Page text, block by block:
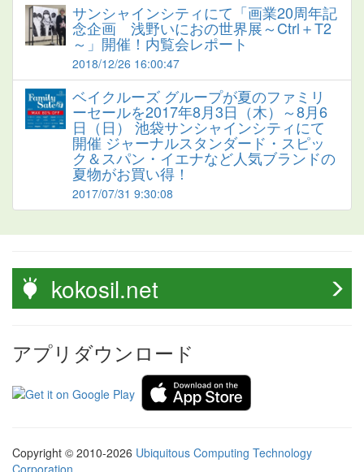
サンシャインシティにて「画業20周年記
念企画 浅野いにおの世界展～Ctrl＋T2
～」開催！内覧会レポート
2018/12/26 16:00:47
ベイクルーズ グループが夏のファミリ
ーセールを2017年8月3日（木）～8月6
日（日） 池袋サンシャインシティにて
開催 ジャーナルスタンダード・スピッ
ク＆スパン・イエナなど人気ブランドの
夏物がお買い得！
2017/07/31 9:30:08
kokosil.net
アプリダウンロード
Copyright © 2010-2026 Ubiquitous Computing Technology